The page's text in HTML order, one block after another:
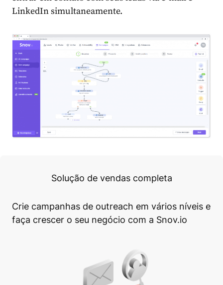
LinkedIn simultaneamente.
Solução de vendas completa
Crie campanhas de outreach em vários níveis e
faça crescer o seu negócio com a Snov.io